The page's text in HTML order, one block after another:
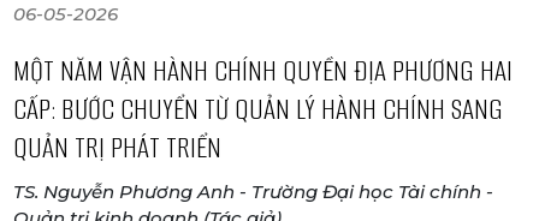
06-05-2026
MỘT NĂM VẬN HÀNH CHÍNH QUYỀN ĐỊA PHƯƠNG HAI
CẤP: BƯỚC CHUYỂN TỪ QUẢN LÝ HÀNH CHÍNH SANG
QUẢN TRỊ PHÁT TRIỂN
TS. Nguyễn Phương Anh - Trường Đại học Tài chính -